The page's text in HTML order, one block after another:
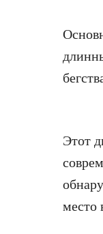
Этот
место